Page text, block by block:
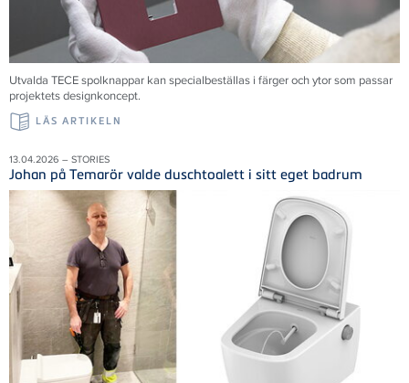
Utvalda TECE spolknappar kan specialbeställas i färger och ytor som passar
projektets designkoncept.
LÄS ARTIKELN
13.04.2026 – STORIES
Johan på Temarör valde duschtoalett i sitt eget badrum